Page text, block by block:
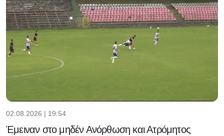
02.08.2026 | 19:54
Έμειναν στο μηδέν Ανόρθωση και Ατρόμητος